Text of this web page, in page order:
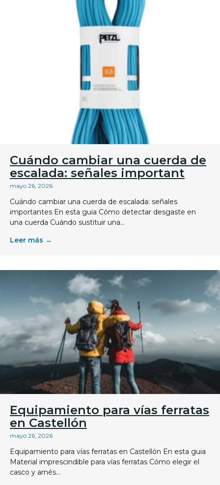
Cuándo cambiar una cuerda de
escalada: señales important
mayo 26, 2026
Cuándo cambiar una cuerda de escalada: señales
importantes En esta guia Cómo detectar desgaste en
una cuerda Cuándo sustituir una...
Leer más →
Equipamiento para vías ferratas
en Castellón
mayo 26, 2026
Equipamiento para vías ferratas en Castellón En esta guia
Material imprescindible para vías ferratas Cómo elegir el
casco y arnés...